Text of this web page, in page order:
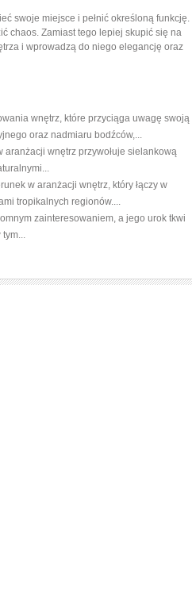
swoje miejsce i pełnić określoną funkcję.
chaos. Zamiast tego lepiej skupić się na
i wprowadzą do niego elegancję oraz
wnętrz, które przyciąga uwagę swoją
oraz nadmiaru bodźców,...
aranżacji wnętrz przywołuje sielankową
w aranżacji wnętrz, który łączy w
tropikalnych regionów....
zainteresowaniem, a jego urok tkwi